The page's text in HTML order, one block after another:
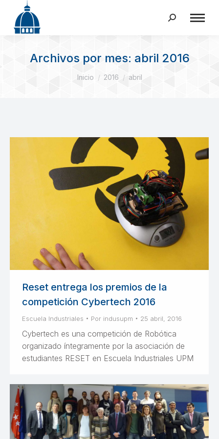
Buscar:
Archivos por mes: abril 2016
Estás aquí:
Inicio 2016 abril
Reset entrega los premios de la
competición Cybertech 2016
Escuela Industriales Por indusupm 25 abril, 2016
Cybertech es una competición de Robótica
organizado íntegramente por la asociación de
estudiantes RESET en Escuela Industriales UPM